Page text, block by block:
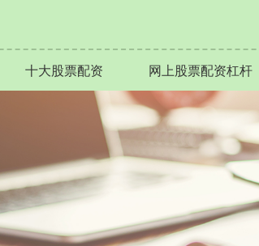
十大股票配资 网上股票配资杠杆